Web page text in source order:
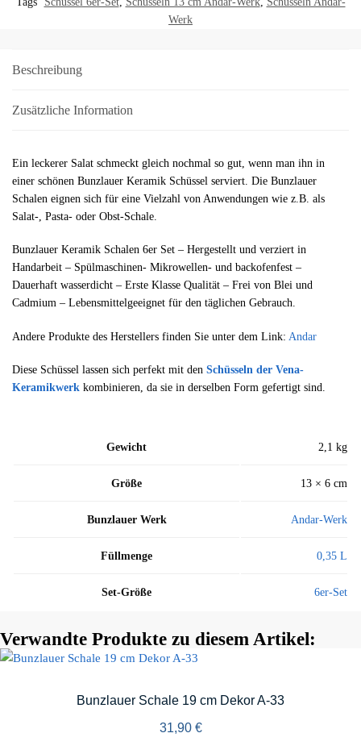
Werk
Beschreibung
Zusätzliche Information
Ein leckerer Salat schmeckt gleich nochmal so gut, wenn man ihn in
einer schönen Bunzlauer Keramik Schüssel serviert. Die Bunzlauer
Schalen eignen sich für eine Vielzahl von Anwendungen wie z.B. als
Salat-, Pasta- oder Obst-Schale.
Bunzlauer Keramik Schalen 6er Set – Hergestellt und verziert in
Handarbeit – Spülmaschinen- Mikrowellen- und backofenfest –
Dauerhaft wasserdicht – Erste Klasse Qualität – Frei von Blei und
Cadmium – Lebensmittelgeeignet für den täglichen Gebrauch.
Andere Produkte des Herstellers finden Sie unter dem Link: Andar
Diese Schüssel lassen sich perfekt mit den Schüsseln der Vena-
Keramikwerk kombinieren, da sie in derselben Form gefertigt sind.
Gewicht 2,1 kg
Größe 13 × 6 cm
Bunzlauer Werk Andar-Werk
Füllmenge 0,35 L
Set-Größe 6er-Set
Verwandte Produkte zu diesem Artikel:
Bunzlauer Schale 19 cm Dekor A-33
31,90 €